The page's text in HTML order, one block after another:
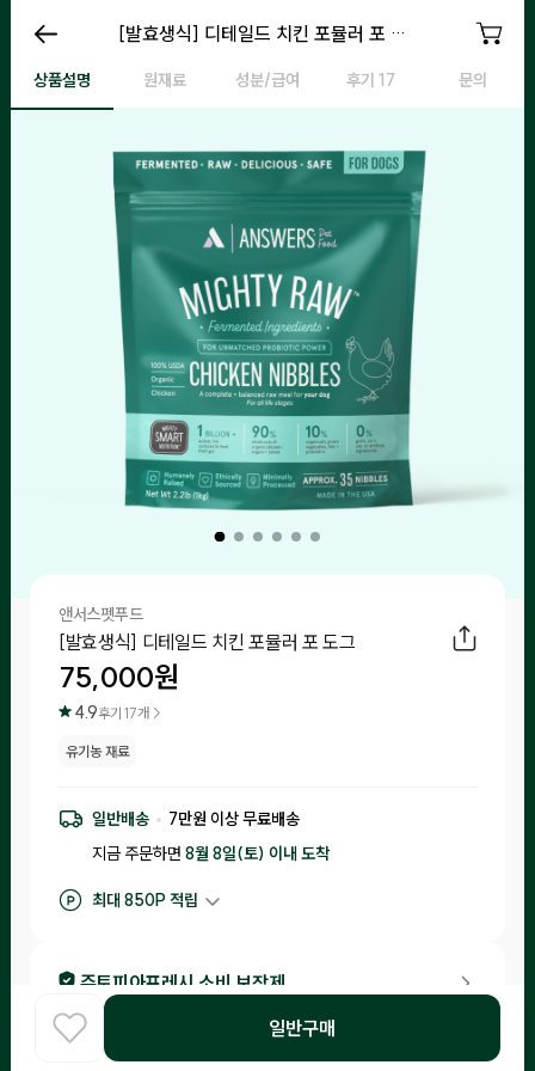
디테일드 치킨 포뮬러
[발효생식] 디테일드 치킨 포뮬러 포 도그
상품설명 원재료 성분/급여 후기 17 문의
디테일드 치킨 포뮬러
앤서스펫푸드
[발효생식] 디테일드 치킨 포뮬러 포 도그
75,000원
4.9후기 17개 >
유기농 재료
일반배송 7만원 이상 무료배송
지금 주문하면 8월 8일(토) 이내 도착
최대850P 적립
주토피아프레시 소비 보장제
•소비기한이 20일 이내 남은 제품은 체험을 신청한 고객님들께 랜
덤으로 배송해드리니 편하게 급여해 보세요!
홈
일반구매